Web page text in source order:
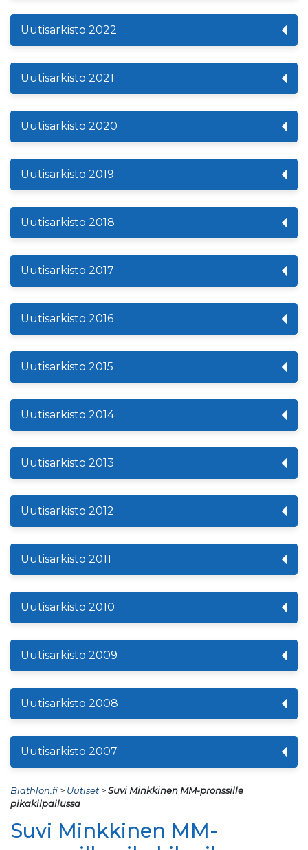
Uutisarkisto 2022
Uutisarkisto 2021
Uutisarkisto 2020
Uutisarkisto 2019
Uutisarkisto 2018
Uutisarkisto 2017
Uutisarkisto 2016
Uutisarkisto 2015
Uutisarkisto 2014
Uutisarkisto 2013
Uutisarkisto 2012
Uutisarkisto 2011
Uutisarkisto 2010
Uutisarkisto 2009
Uutisarkisto 2008
Uutisarkisto 2007
Biathlon.fi> Uutiset>Suvi Minkkinen MM-pronssille
pikakilpailussa
Suvi Minkkinen MM-